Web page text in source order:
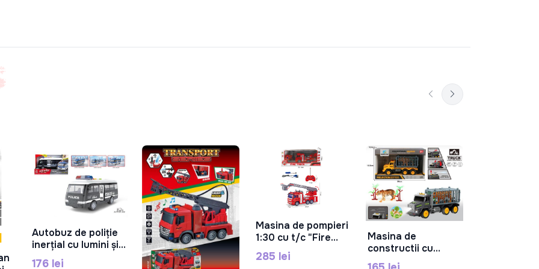
În Coș
Autobuz de poliție
inerțial cu lumini și
sunet, RJ5512B
176 lei
În Coș
Masina de pompieri
1:30 cu t/c "Fire
Truck" cu scara
JC21-7
285 lei
În Coș
Masina de
constructii cu
inertie,